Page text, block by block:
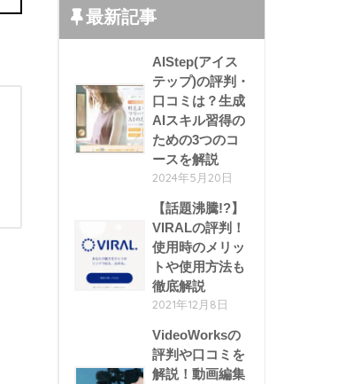
最新記事
AIStep(アイス
テップ)の評判・
口コミは？生成
AIスキル習得の
ための3つのコ
ースを解説
2024年5月20日
【話題沸騰!?】
VIRALの評判！
使用時のメリッ
トや使用方法も
徹底解説
2021年12月8日
VideoWorksの
評判や口コミを
解説！動画編集